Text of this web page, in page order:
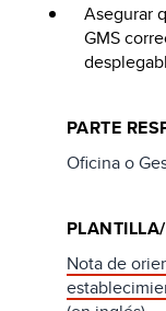
Asegurar
GMS
PARTE
Oficina o
Nota de